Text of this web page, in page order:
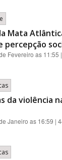
Mata
percepção
Fevereiro as 11:55
da violência
Janeiro as 16:59 |